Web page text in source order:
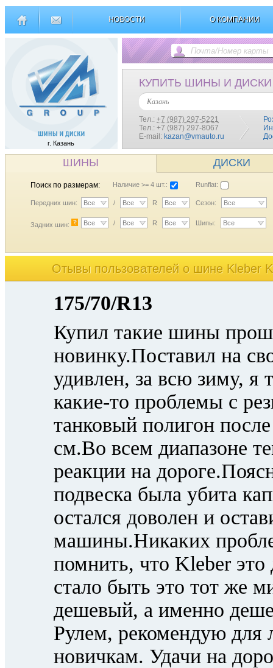
НОВОСТИ О КОМПАНИИ
г. Казань
КУПИТЬ ШИНЫ И ДИСКИ
Казань
Тел.: +7 (987) 297-5221
Тел.: +7 (987) 297-8067
E-mail: kazan@vmauto.ru
ШИНЫ ДИСКИ
Поиск по размерам: Наличие >= 4 шт.: Runflat:
Передних шин: Все / Все R Все Сезон: Все
Задних шин: ? Все / Все R Все Шипы: Все
Отывы пользователей o шине Kleber
175/70/R13
Купил такие шины
новинку.Поставил на
удивлен, за всю зиму, я
какие-то проблемы с
танковый полигон
см.Во всем диапазоне
реакции на
подвеска была убита
остался доволен и
машины.Никаких
помнить, что Kleber
стало быть это тот же
дешевый, а именно
Рулем, рекомендую для
новичкам. Удачи на